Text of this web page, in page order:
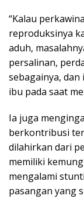
“Kalau
reproduksinya
aduh,
persalinan,
sebagainya,
ibu pada saat
Ia juga
berkontribusi
dilahirkan dari
memiliki
mengalami
pasangan yang